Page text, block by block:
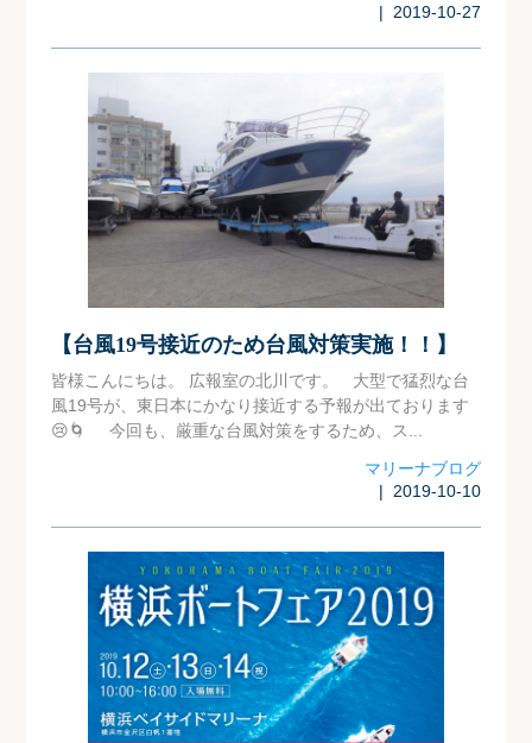
| 2019-10-27
【台風19号接近のため台風対策実施！！】
皆様こんにちは。 広報室の北川です。 大型で猛烈な台
風19号が、東日本にかなり接近する予報が出ております
😢🌀 今回も、厳重な台風対策をするため、ス...
マリーナブログ
| 2019-10-10